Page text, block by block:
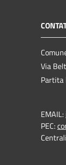
Via
Partita
EMAIL:
PEC: